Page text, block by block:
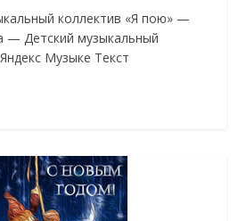
коллектив «Я пою» —
— Детский музыкальный
Музыке Текст